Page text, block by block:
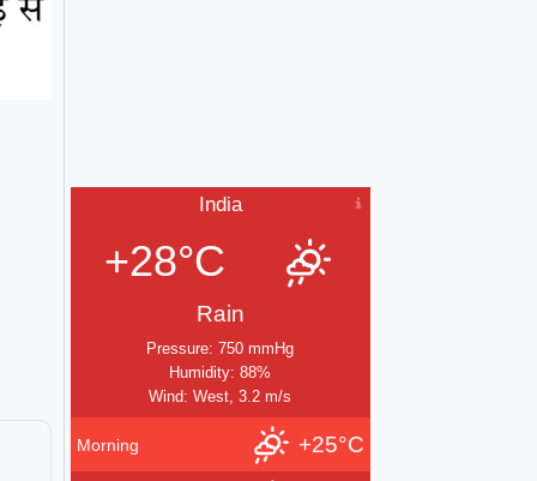
India
+28°C
Rain
Pressure: 750 mmHg
Humidity: 88%
Wind: West, 3.2 m/s
Morning +25°C